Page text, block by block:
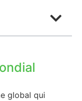
global qui